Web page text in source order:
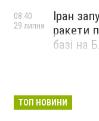
Іран
ракети
базі на
08:40
29 липня
ТОП НОВИНИ